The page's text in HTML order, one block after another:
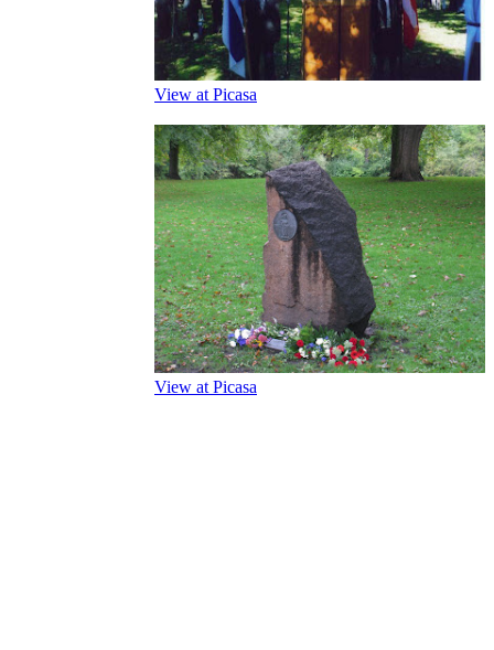
View at Picasa
View at Picasa